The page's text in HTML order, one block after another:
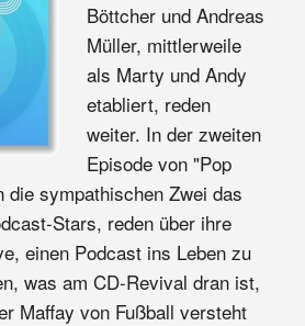
Böttcher und Andreas
Müller, mittlerweile
als Marty und Andy
etabliert, reden
weiter. In der zweiten
Episode von "Pop
die sympathischen Zwei das
Stars, reden über ihre
einen Podcast ins Leben zu
was am CD-Revival dran ist,
Maffay von Fußball versteht